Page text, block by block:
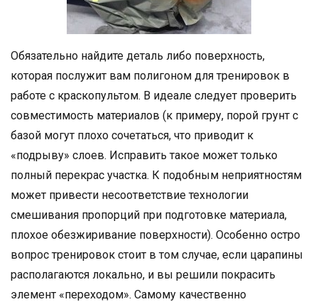
Обязательно найдите деталь либо поверхность,
которая послужит вам полигоном для тренировок в
работе с краскопультом. В идеале следует проверить
совместимость материалов (к примеру, порой грунт с
базой могут плохо сочетаться, что приводит к
«подрыву» слоев. Исправить такое может только
полный перекрас участка. К подобным неприятностям
может привести несоответствие технологии
смешивания пропорций при подготовке материала,
плохое обезжиривание поверхности). Особенно остро
вопрос тренировок стоит в том случае, если царапины
располагаются локально, и вы решили покрасить
элемент «переходом». Самому качественно